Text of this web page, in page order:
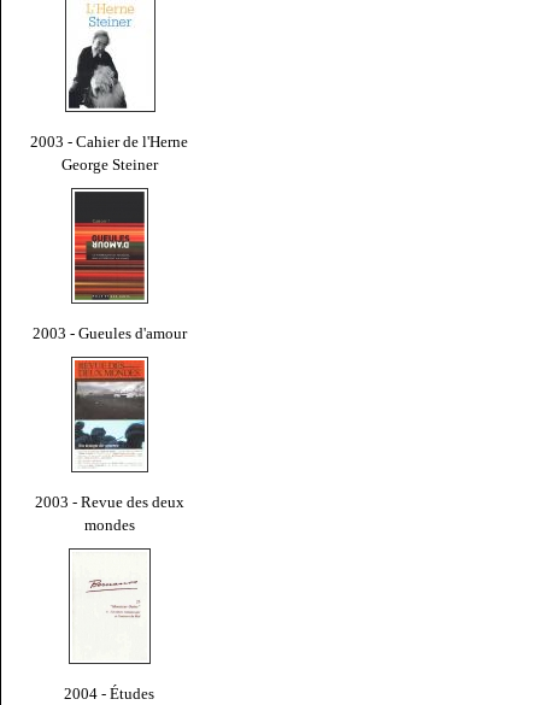
2003 - Cahier de l'Herne
George Steiner
2003 - Gueules d'amour
2003 - Revue des deux
mondes
2004 - Études